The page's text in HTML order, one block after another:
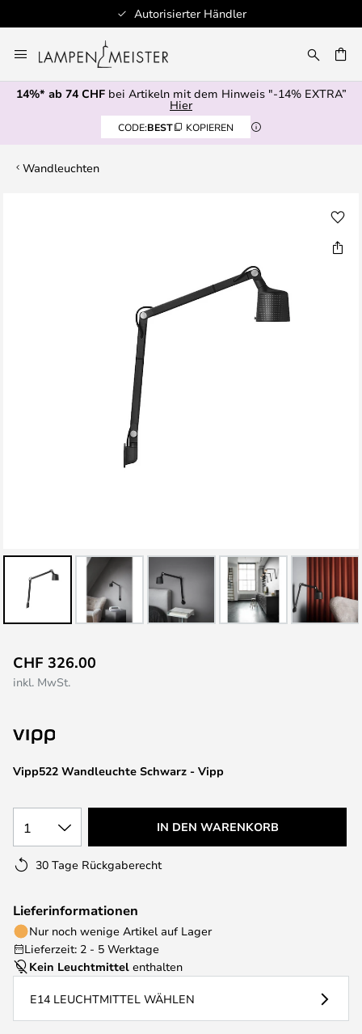
Autorisierter Händler
Inhalt
springen
14%* ab 74 CHFbei Artikeln mit dem Hinweis "-14% EXTRA”
Hier
CODE:BEST KOPIEREN
Wandleuchten
Anfang
der
springen
Vipp522 Wandleuchte Schwarz - Vipp
CHF 326.00
inkl. MwSt.
1 IN DEN WARENKORB
30 Tage Rückgaberecht
Lieferinformationen
Nur noch wenige Artikel auf Lager
Lieferzeit: 2 - 5 Werktage
Kein Leuchtmittel enthalten
E14 LEUCHTMITTEL WÄHLEN